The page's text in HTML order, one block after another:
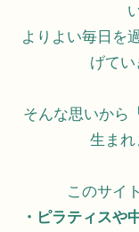
よりよい毎日を
げてい
そんな思いから
生まれ
このサイ
・ピラティスや